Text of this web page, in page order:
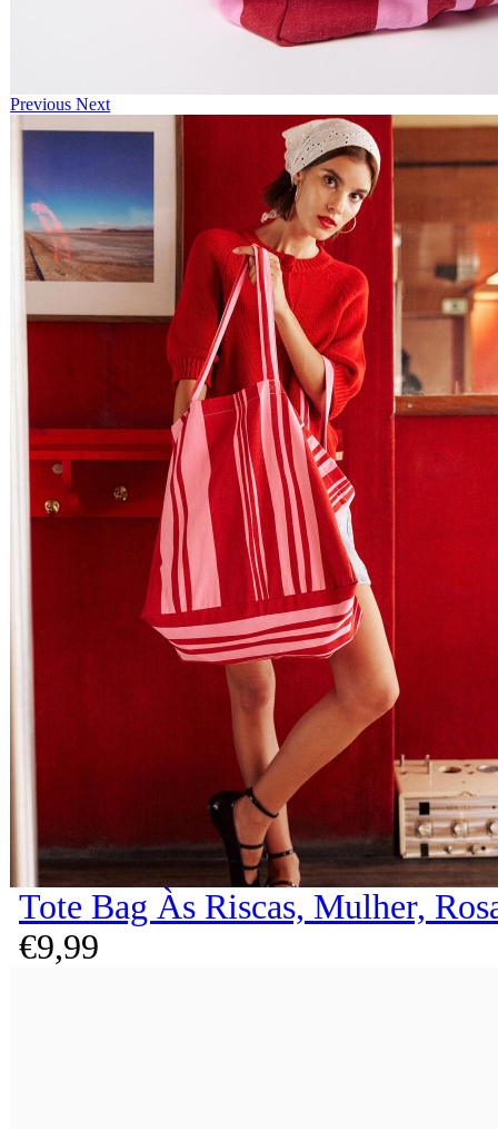
Previous Next
Tote Bag Às Riscas, Mulher,
€9,99